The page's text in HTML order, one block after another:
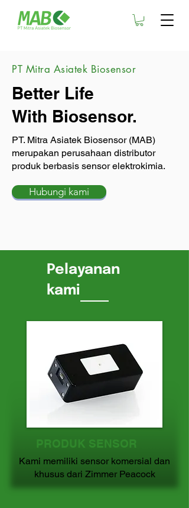
PT Mitra Asiatek Biosensor
Better Life
With Biosensor.
PT. Mitra Asiatek Biosensor (MAB)
merupakan perusahaan distributor
produk berbasis sensor elektrokimia.
Hubungi kami
Pelayanan
kami
PRODUK SENSOR
Kami memiliki sensor komersial dan
khusus dari Zimmer Peacock